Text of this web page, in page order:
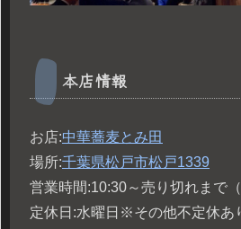
本店情報
お店:中華蕎麦とみ田
場所:千葉県松戸市松戸1339
営業時間:10:30～売り切れまで（
定休日:水曜日※その他不定休あ